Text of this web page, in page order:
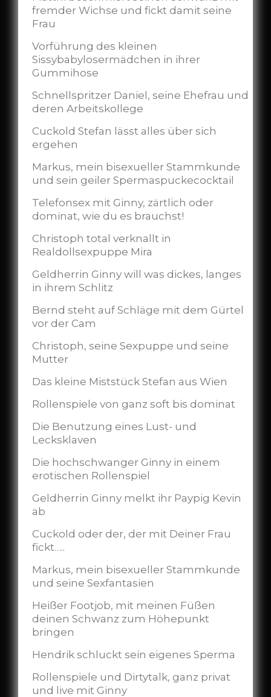
fremder Wichse und fickt damit seine
Frau
Vorführung des kleinen
Sissybabylosermädchen in ihrer
Gummihose
Schnellspritzer Daniel, seine Ehefrau und
deren Arbeitskollege
Cuckold Stefan lässt alles über sich
ergehen
Markus, mein bisexueller Stammkunde
und sein geiler Spermaspuckecocktail
Telefonsex mit Ginny, zärtlich oder
dominat, wie du es brauchst!
Christoph total verknallt in
Realdollsexpuppe Mira
Geldherrin Ginny will was dickes, langes
in ihrem Schlitz
Bernd steht auf Schläge mit dem Gürtel
vor der Cam
Christoph, seine Sexpuppe und seine
Mutter
Das kleine Miststück Stefan aus Wien
Rollenspiele von ganz soft bis dominat
Die Benutzung eines Lust- und
Lecksklaven
Die hochschwanger Ginny in einem
erotischen Rollenspiel
Geldherrin Ginny melkt ihr Paypig Kevin
ab
Cuckold oder der, der mit Deiner Frau
fickt…..
Markus, mein bisexueller Stammkunde
und seine Sexfantasien
Heißer Footjob, mit meinen Füßen
deinen Schwanz zum Höhepunkt
bringen
Hendrik schluckt sein eigenes Sperma
Rollenspiele und Dirtytalk, ganz privat
und live mit Ginny